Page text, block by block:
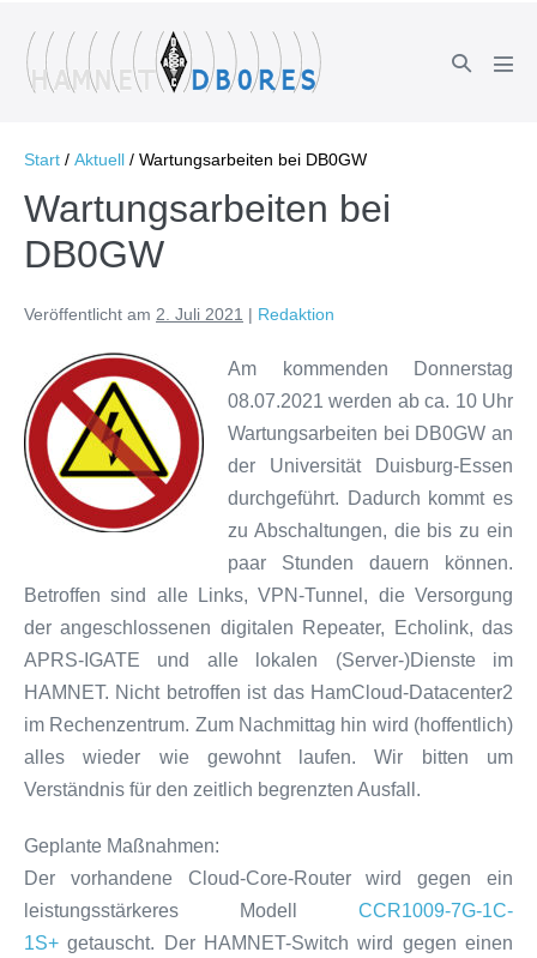
Inhalt
springen
Suche-
Start / Aktuell / Wartungsarbeiten bei DB0GW
Wartungsarbeiten bei
DB0GW
Veröffentlicht am 2. Juli 2021 | Redaktion
Am kommenden Donnerstag
08.07.2021 werden ab ca. 10 Uhr
Wartungsarbeiten bei DB0GW an
der Universität Duisburg-Essen
durchgeführt. Dadurch kommt es
zu Abschaltungen, die bis zu ein
paar Stunden dauern können.
Betroffen sind alle Links, VPN-Tunnel, die Versorgung
der angeschlossenen digitalen Repeater, Echolink, das
APRS-IGATE und alle lokalen (Server-)Dienste im
HAMNET. Nicht betroffen ist das HamCloud-Datacenter2
im Rechenzentrum. Zum Nachmittag hin wird (hoffentlich)
alles wieder wie gewohnt laufen. Wir bitten um
Verständnis für den zeitlich begrenzten Ausfall.
Geplante Maßnahmen:
Der vorhandene Cloud-Core-Router wird gegen ein
leistungsstärkeres Modell CCR1009-7G-1C-
1S+ getauscht. Der HAMNET-Switch wird gegen einen